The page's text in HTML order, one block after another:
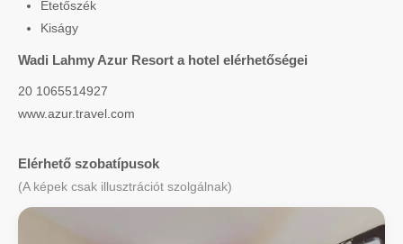
Etetőszék
Kiságy
Wadi Lahmy Azur Resort a hotel elérhetőségei
20 1065514927
www.azur.travel.com
Elérhető szobatípusok
(A képek csak illusztrációt szolgálnak)